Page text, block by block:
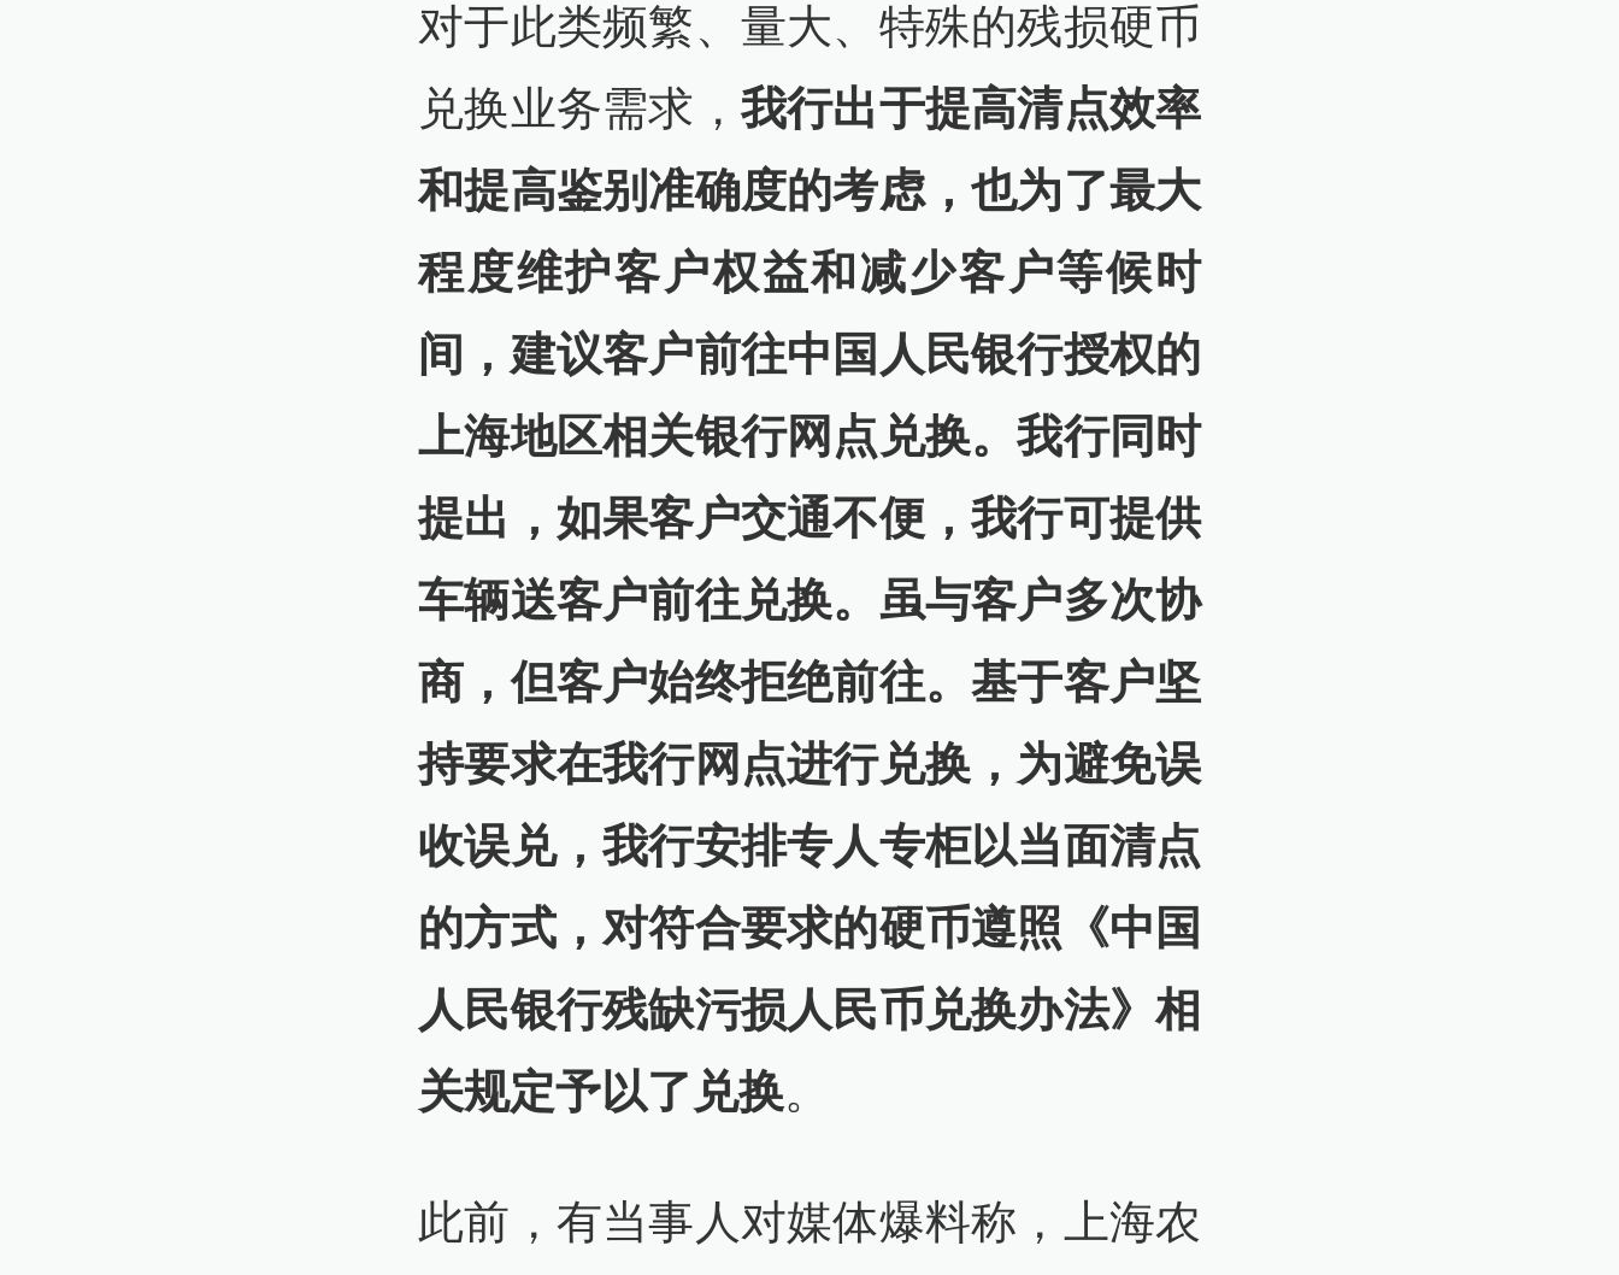
对于此类频繁、量大、特殊的残损硬币
兑换业务需求， 我行出于提高清点效率
和提高鉴别准确度的考虑，也为了最大
程度维护客户权益和减少客户等候时
间，建议客户前往中国人民银行授权的
上海地区相关银行网点兑换。我行同时
提出，如果客户交通不便，我行可提供
车辆送客户前往兑换。虽与客户多次协
商，但客户始终拒绝前往。基于客户坚
持要求在我行网点进行兑换，为避免误
收误兑，我行安排专人专柜以当面清点
的方式，对符合要求的硬币遵照《中国
人民银行残缺污损人民币兑换办法》相
关规定予以了兑换。
此前，有当事人对媒体爆料称，上海农